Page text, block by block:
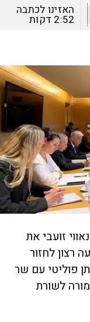
האזינו לכתבה
2:52 דקות
זועבי את
רצון לחזור
פוליטי עם שר
לשורת